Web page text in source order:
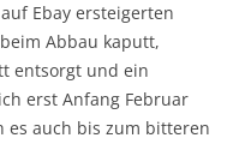
Ebay ersteigerten
Abbau kaputt,
entsorgt und ein
erst Anfang Februar
es auch bis zum bitteren